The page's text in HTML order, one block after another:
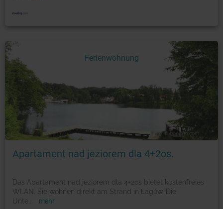
Ferienwohnung
Foto: © booking.com
Apartament nad jeziorem dla 4+2os.
Das Apartament nad jeziorem dla 4+2os bietet kostenfreies
WLAN. Sie wohnen direkt am Strand in Łagów. Die
Unte
mehr